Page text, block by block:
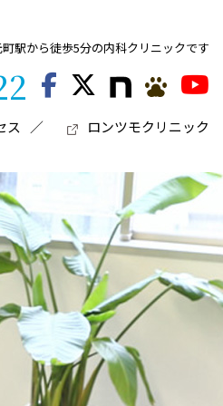
駅から徒歩5分の内科クリニックです
ス ロンツモクリニック